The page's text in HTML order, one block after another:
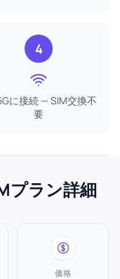
4
に接続 — SIM交換不
要
プラン詳細
価格